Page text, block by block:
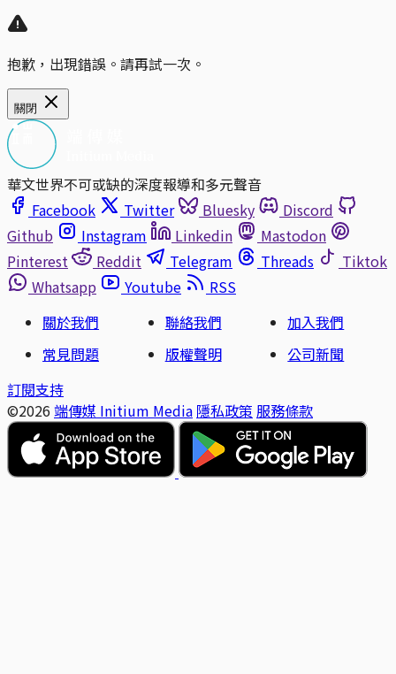
抱歉，出現錯誤。請再試一次。
關閉
華文世界不可或缺的深度報導和多元聲音
Facebook
Twitter Bluesky
Discord
Github
Instagram Linkedin
Mastodon
Pinterest
Reddit Telegram Threads
Tiktok
Whatsapp
Youtube
RSS
關於我們
聯絡我們
加入我們
常見問題
版權聲明
公司新聞
訂閱支持
©2026 端傳媒 Initium Media 隱私政策 服務條款